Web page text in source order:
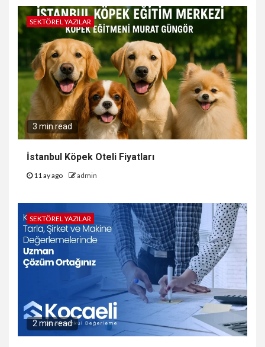
SEKTÖREL YAZILAR
3 min read
İstanbul Köpek Oteli Fiyatları
11 ay ago admin
SEKTÖREL YAZILAR
2 min read